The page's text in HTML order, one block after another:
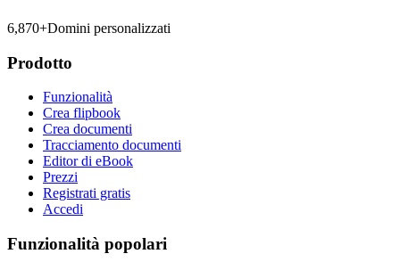
6,870+Domini personalizzati
Prodotto
Funzionalità
Crea flipbook
Crea documenti
Tracciamento documenti
Editor di eBook
Prezzi
Registrati gratis
Accedi
Funzionalità popolari